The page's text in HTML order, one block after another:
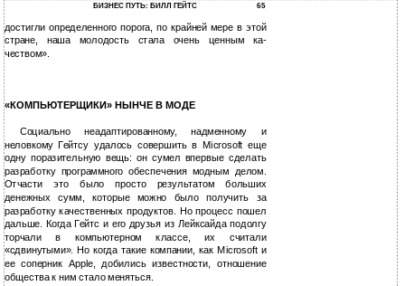
БИЗНЕС ПУТЬ: БИЛЛ ГЕЙТС 65
достигли определенного порога, по крайней мере в этой
стране, наша молодость стала очень ценным ка-
чеством».
«КОМПЬЮТЕРЩИКИ» НЫНЧЕ В МОДЕ
Социально неадаптированному, надменному и
неловкому Гейтсу удалось совершить в Microsoft еще
одну поразительную вещь: он сумел впервые сделать
разработку программного обеспечения модным делом.
Отчасти это было просто результатом больших
денежных сумм, которые можно было получить за
разработку качественных продуктов. Но процесс пошел
дальше. Когда Гейтс и его друзья из Лейксайда подолгу
торчали в компьютерном классе, их считали
«сдвинутыми». Но когда такие компании, как Microsoft и
ее соперник Apple, добились известности, отношение
общества к ним стало меняться.